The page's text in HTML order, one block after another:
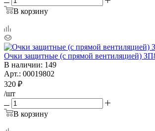
В корзину
Очки защитные (с прямой вентиляцией)
В наличии: 149
Арт.: 00019802
320 ₽
/шт
В корзину